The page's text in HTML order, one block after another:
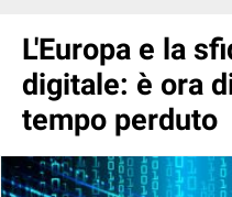
L'Europa e la
digitale: è ora
tempo perduto